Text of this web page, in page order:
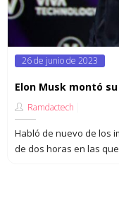
Posted
26 de junio de 2023
Elon Musk montó
Ramdactech
Habló de nuevo de los
de dos horas en las que